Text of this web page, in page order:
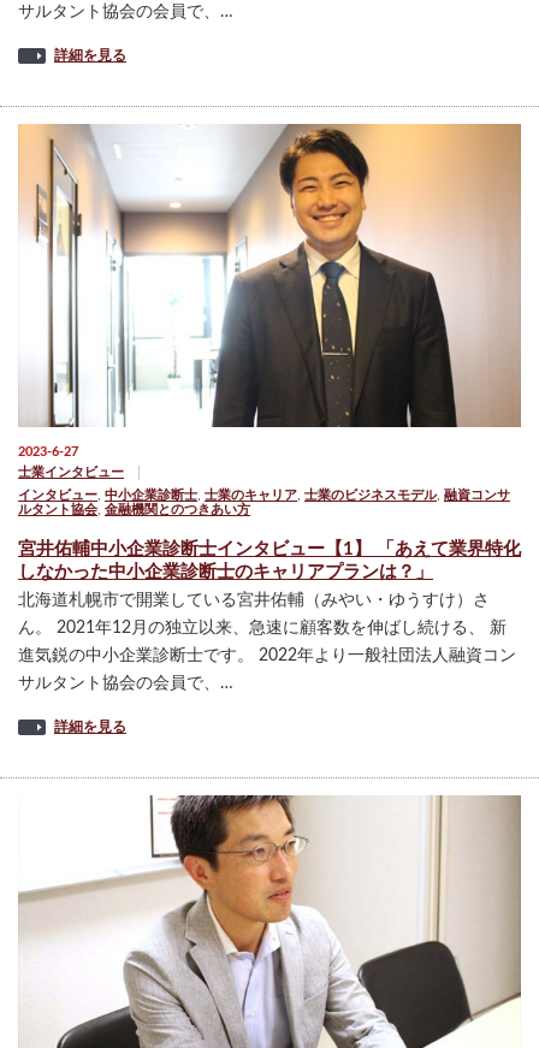
サルタント協会の会員で、…
詳細を見る
2023-6-27
士業インタビュー
インタビュー, 中小企業診断士, 士業のキャリア, 士業のビジネスモデル, 融資コンサ
ルタント協会, 金融機関とのつきあい方
宮井佑輔中小企業診断士インタビュー【1】 「あえて業界特化
しなかった中小企業診断士のキャリアプランは？」
北海道札幌市で開業している宮井佑輔（みやい・ゆうすけ）さ
ん。 2021年12月の独立以来、急速に顧客数を伸ばし続ける、 新
進気鋭の中小企業診断士です。 2022年より一般社団法人融資コン
サルタント協会の会員で、…
詳細を見る